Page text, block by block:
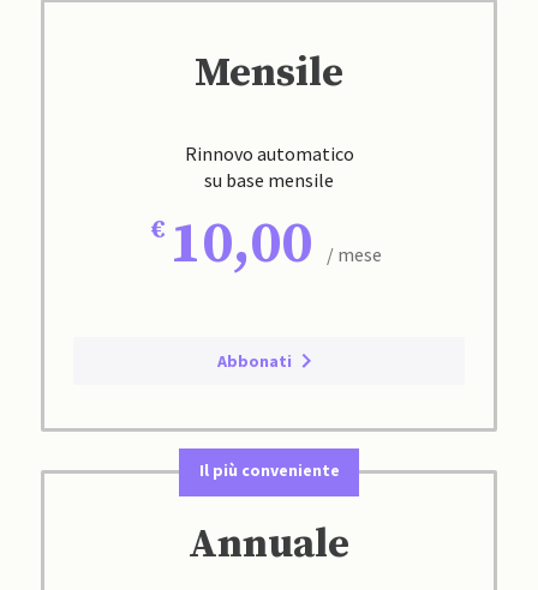
Mensile
Rinnovo automatico
su base mensile
10,00 / mese
Abbonati
Il più conveniente
Annuale